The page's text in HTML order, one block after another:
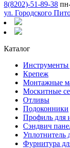
8(8202)-51-89-38
ул. Городского
Каталог
Инструменты
Крепеж
Монтажные
Москитные
Отливы
Подоконники
Профиль для
Сэндвич
Уплотнитель
Фурнитура